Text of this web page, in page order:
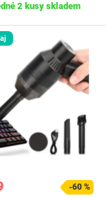
2 kusy skladem
-60 %